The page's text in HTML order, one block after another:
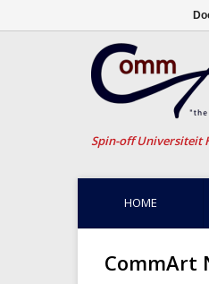
Spin-off Universiteit
HOME
CommArt